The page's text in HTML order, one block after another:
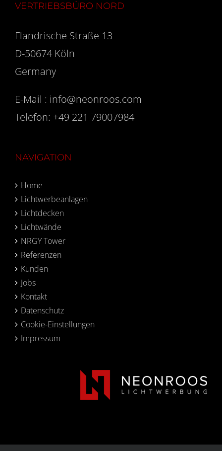
VERTRIEBSBÜRO NORD
Flandrische Straße 13
D-50674 Köln
Germany
E-Mail : info@neonroos.com
Telefon: +49 221 79007984
NAVIGATION
Home
Lichtwerbeanlagen
Lichtdecken
Lichtwände
NRGY Tower
Referenzen
Kunden
Jobs
Kontakt
Datenschutz
Cookie-Einstellungen
Impressum